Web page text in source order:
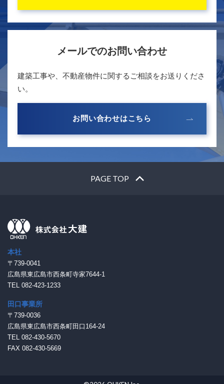
メールでのお問い合わせ
建築工事や、不動産物件に関するご相談をお送りくださ
い。
お問い合わせはこちら
PAGE TOP
本社
〒739-0041
広島県東広島市西条町寺家7644-1
TEL 082-423-1233
田口事業所
〒739-0036
広島県東広島市西条町田口164-24
TEL 082-430-5670
FAX 082-430-5669